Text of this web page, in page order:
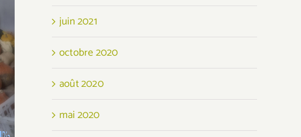
juin 2021
octobre 2020
août 2020
mai 2020